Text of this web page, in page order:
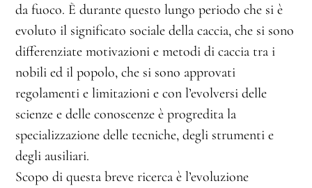
da fuoco. È durante questo lungo periodo che si è
evoluto il significato sociale della caccia, che si sono
differenziate motivazioni e metodi di caccia tra i
nobili ed il popolo, che si sono approvati
regolamenti e limitazioni e con l’evolversi delle
scienze e delle conoscenze è progredita la
specializzazione delle tecniche, degli strumenti e
degli ausiliari.
Scopo di questa breve ricerca è l’evoluzione